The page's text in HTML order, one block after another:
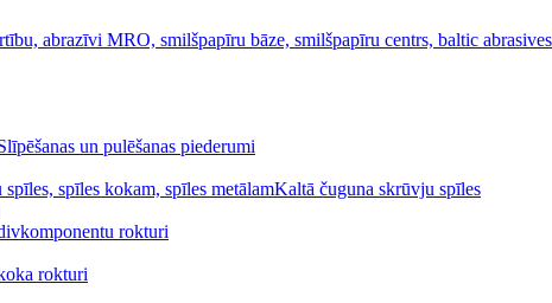
un pulēšanas piederumi
Kaltā čuguna skrūvju spīles
rokturi
rokturi